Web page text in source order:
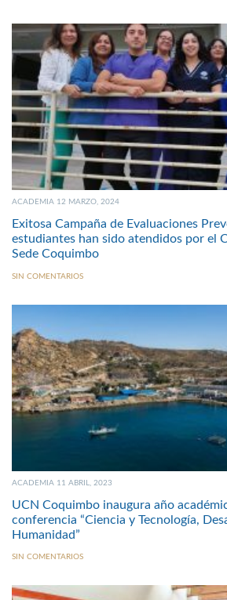
ACADEMIA 12 MARZO, 2024
Exitosa Campaña de Evaluaciones
estudiantes han sido atendidos por el
Sede Coquimbo
SIN COMENTARIOS
ACADEMIA 11 ABRIL, 2023
UCN Coquimbo inaugura año
conferencia “Ciencia y Tecnología,
Humanidad”
SIN COMENTARIOS